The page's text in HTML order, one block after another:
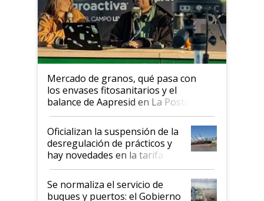
Mercado de granos, qué pasa con
los envases fitosanitarios y el
balance de Aapresid en La Posta
Oficializan la suspensión de la
desregulación de prácticos y
hay novedades en la tarifa de
la hidrovía
Se normaliza el servicio de
buques y puertos: el Gobierno